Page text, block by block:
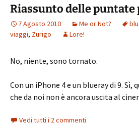
Riassunto delle puntate
7 Agosto 2010 Me or Not?
viaggi, Zurigo Lore!
No, niente, sono tornato.
Con un iPhone 4 e un blueray di 9. Sì,
che da noi non è ancora uscita al
Vedi tutti i 2 commenti